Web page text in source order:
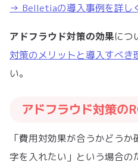
→ Belletiaの導入事例を詳し
アドフラウド対策の効果につ
対策のメリットと導入すべき
い。
アドフラウド対策の
「費用対効果が合うかどう
字を入れたい」という場合の